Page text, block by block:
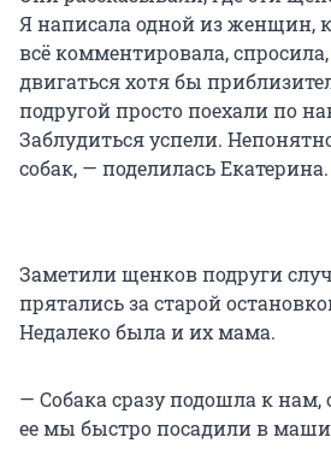
Я написала одной из женщин,
всё комментировала,
двигаться хотя бы
подругой просто поехали по
Заблудиться успели.
собак, — поделилась Екатерина.
Заметили щенков подруги
прятались за старой
Недалеко была и их мама.
— Собака сразу подошла к нам,
ее мы быстро посадили в